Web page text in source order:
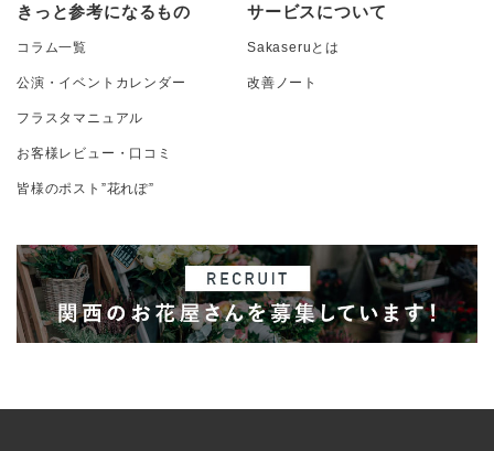
きっと参考になるもの
コラム一覧
公演・イベントカレンダー
フラスタマニュアル
お客様レビュー・口コミ
皆様のポスト”花れぽ”
サービスについて
Sakaseruとは
改善ノート